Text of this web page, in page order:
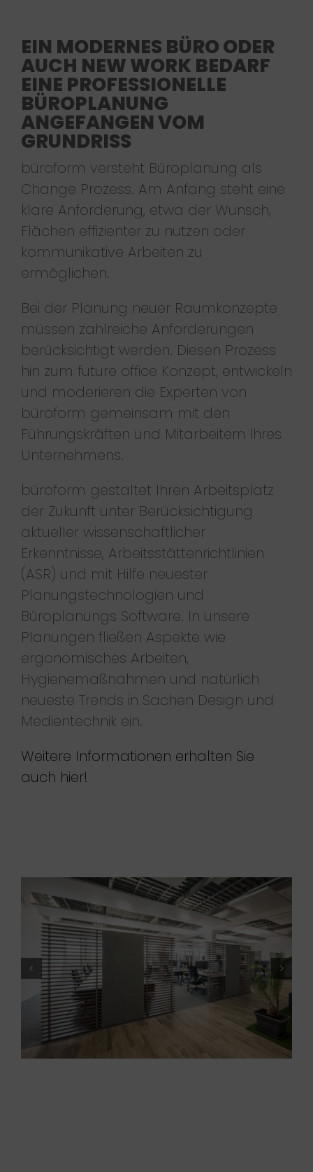
EIN MODERNES BÜRO ODER
AUCH NEW WORK BEDARF
EINE PROFESSIONELLE
BÜROPLANUNG
ANGEFANGEN VOM
GRUNDRISS
büroform versteht Büroplanung als
Change Prozess. Am Anfang steht eine
klare Anforderung, etwa der Wunsch,
Flächen effizienter zu nutzen oder
kommunikative Arbeiten zu
ermöglichen.
Bei der Planung neuer Raumkonzepte
müssen zahlreiche Anforderungen
berücksichtigt werden. Diesen Prozess
hin zum future office Konzept, entwickeln
und moderieren die Experten von
büroform gemeinsam mit den
Führungskräften und Mitarbeitern Ihres
Unternehmens.
büroform gestaltet Ihren Arbeitsplatz
der Zukunft unter Berücksichtigung
aktueller wissenschaftlicher
Erkenntnisse, Arbeitsstättenrichtlinien
(ASR) und mit Hilfe neuester
Planungstechnologien und
Büroplanungs Software. In unsere
Planungen fließen Aspekte wie
ergonomisches Arbeiten,
Hygienemaßnahmen und natürlich
neueste Trends in Sachen Design und
Medientechnik ein.
Weitere Informationen erhalten Sie
auch hier!